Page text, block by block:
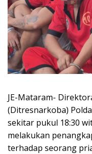
JE-Mataram-
(Ditresnarkoba)
sekitar pukul 18:30
melakukan
terhadap seorang